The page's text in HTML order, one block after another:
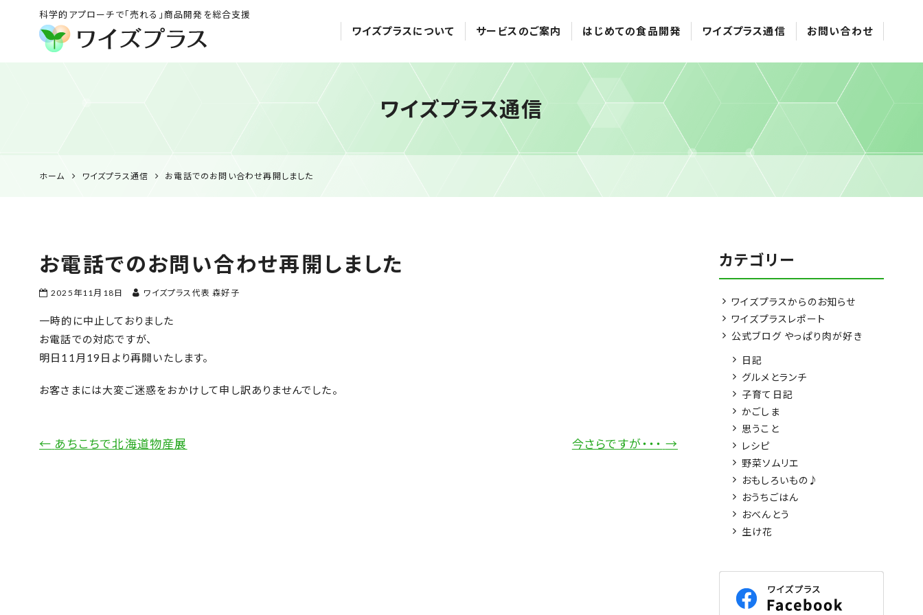
科学的アプローチで「売れる」商品開発を総合支援
HACCP衛生管理・食
品表示の専門コンサル
ワイズプラスについて サービスのご案内 はじめての食品開発 ワイズプラス通信 お問い合わせ
ワイズプラス通信
ホーム ワイズプラス通信 お電話でのお問い合わせ再開しました
お電話でのお問い合わせ再開しました
2025年11月18日 ワイズプラス代表 森好子
一時的に中止しておりました
お電話での対応ですが、
明日11月19日より再開いたします。
お客さまには大変ご迷惑をおかけして申し訳ありませんでした。
← あちこちで北海道物産展 今さらですが・・・ →
カテゴリー
ワイズプラスからのお知らせ
ワイズプラスレポート
公式ブログ やっぱり肉が好き
日記
グルメとランチ
子育て日記
かごしま
思うこと
レシピ
野菜ソムリエ
おもしろいもの♪
おうちごはん
おべんとう
生け花